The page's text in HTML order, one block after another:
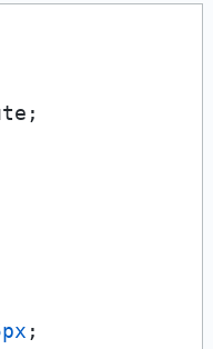
;